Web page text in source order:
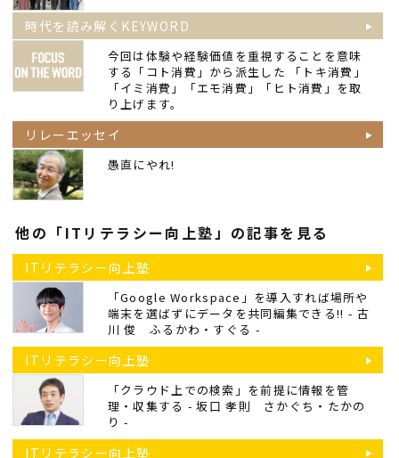
時代を読み解くKEYWORD
今回は体験や経験価値を重視することを意味
する「コト消費」から派生した 「トキ消費」
「イミ消費」「エモ消費」「ヒト消費」を取
り上げます。
リレーエッセイ
愚直にやれ!
他の「ITリテラシー向上塾」の記事を見る
ITリテラシー向上塾
「Google Workspace」を導入すれば場所や
端末を選ばずにデータを共同編集できる!! - 古
川 俊 ふるかわ・すぐる -
ITリテラシー向上塾
「クラウド上での検索」を前提に情報を管
理・収集する - 坂口 孝則 さかぐち・たかの
り -
ITリテラシー向上塾